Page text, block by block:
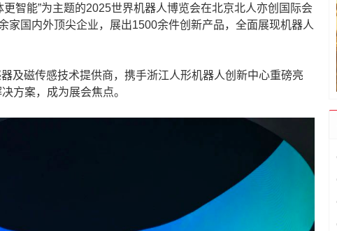
能”为主题的2025世界机器人博览会在北京北人亦创国际会
国内外顶尖企业，展出1500余件创新产品，全面展现机器人
磁传感技术提供商，携手浙江人形机器人创新中心重磅亮
方案，成为展会焦点。